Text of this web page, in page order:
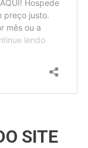
SITE